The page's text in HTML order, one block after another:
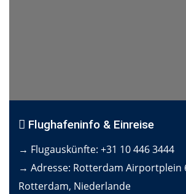
Flughafeninfo & Einreise
→ Flugauskünfte: +31 10 446 3444
→ Adresse: Rotterdam Airportplein
Rotterdam, Niederlande